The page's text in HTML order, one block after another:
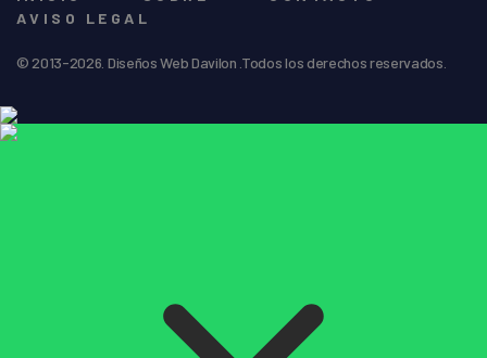
AVISO LEGAL
© 2013-2026. Diseños Web Davilon .Todos los derechos reservados.